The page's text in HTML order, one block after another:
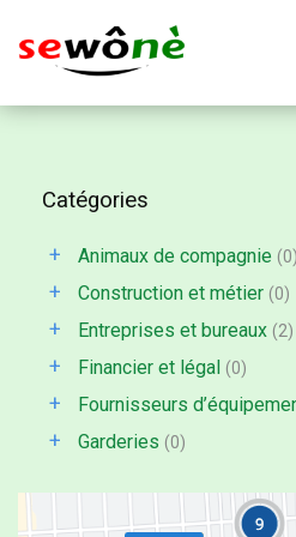
Catégories
+ Animaux de compagnie (0)
+ Construction et métier (0)
+ Entreprises et bureaux (2)
+ Financier et légal (0)
+ Fournisseurs
+ Garderies (0)